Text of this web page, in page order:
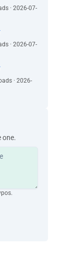
‫حسناً، قبل
‫هذا رائع.
‫أعلم ذلك.
‫لم تكن
‫أمّا
‫مساء
‫قلت لك
‫إنها
· 2026-07-
· 2026-07-
· 2026-
one.